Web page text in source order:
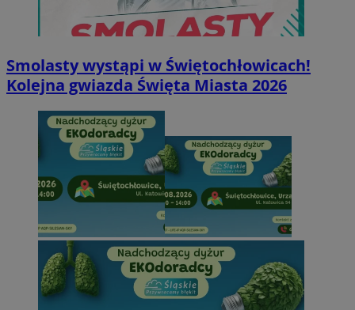
Smolasty wystąpi w Świętochłowicach!
Kolejna gwiazda Święta Miasta 2026